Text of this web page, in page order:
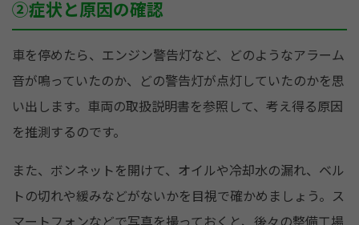
②症状と原因の確認
車を停めたら、エンジン警告灯など、どのようなアラーム
音が鳴っていたのか、どの警告灯が点灯していたのかを思
い出します。車両の取扱説明書を参照して、考え得る原因
を推測するのです。
また、ボンネットを開けて、オイルや冷却水の漏れ、ベル
トの切れや緩みなどがないかを目視で確かめましょう。ス